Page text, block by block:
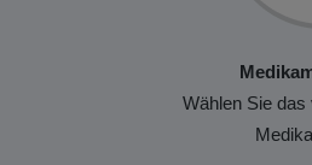
Wählen Sie das